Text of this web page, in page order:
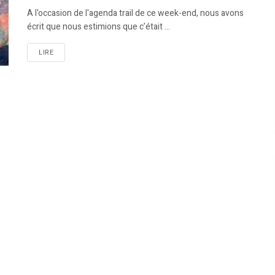
A l'occasion de l'agenda trail de ce week-end, nous avons
écrit que nous estimions que c’était ...
LIRE